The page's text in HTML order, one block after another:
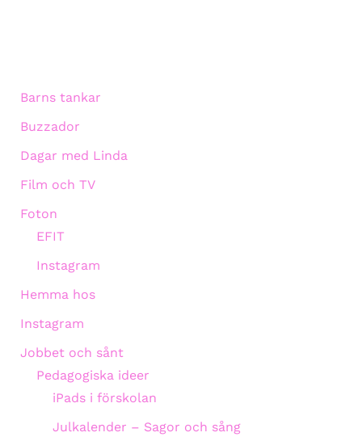
Barns tankar
Buzzador
Dagar med Linda
Film och TV
Foton
EFIT
Instagram
Hemma hos
Instagram
Jobbet och sånt
Pedagogiska ideer
iPads i förskolan
Julkalender – Sagor och sång